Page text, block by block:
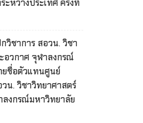
หว่างประเทศ ครั้งที่
วิชาการ สอวน. วิชา
อวกาศ จุฬาลงกรณ์
ยชื่อตัวแทนศูนย์
น. วิชาวิทยาศาสตร์
งกรณ์มหาวิทยาลัย